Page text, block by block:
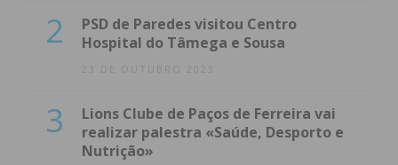
2
PSD de Paredes visitou Centro
Hospital do Tâmega e Sousa
23 DE OUTUBRO 2023
3
Lions Clube de Paços de Ferreira vai
realizar palestra «Saúde, Desporto e
Nutrição»